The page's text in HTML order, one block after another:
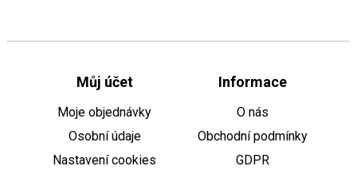
Můj účet
Moje objednávky
Osobní údaje
Nastavení cookies
Informace
O nás
Obchodní podmínky
GDPR